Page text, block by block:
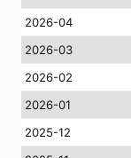
2026-04
2026-03
2026-02
2026-01
2025-12